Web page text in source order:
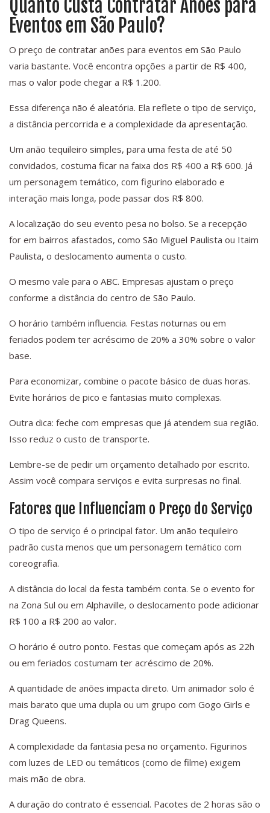
Quanto Custa Contratar Anões para
Eventos em São Paulo?
O preço de contratar anões para eventos em São Paulo
varia bastante. Você encontra opções a partir de R$ 400,
mas o valor pode chegar a R$ 1.200.
Essa diferença não é aleatória. Ela reflete o tipo de serviço,
a distância percorrida e a complexidade da apresentação.
Um anão tequileiro simples, para uma festa de até 50
convidados, costuma ficar na faixa dos R$ 400 a R$ 600. Já
um personagem temático, com figurino elaborado e
interação mais longa, pode passar dos R$ 800.
A localização do seu evento pesa no bolso. Se a recepção
for em bairros afastados, como São Miguel Paulista ou Itaim
Paulista, o deslocamento aumenta o custo.
O mesmo vale para o ABC. Empresas ajustam o preço
conforme a distância do centro de São Paulo.
O horário também influencia. Festas noturnas ou em
feriados podem ter acréscimo de 20% a 30% sobre o valor
base.
Para economizar, combine o pacote básico de duas horas.
Evite horários de pico e fantasias muito complexas.
Outra dica: feche com empresas que já atendem sua região.
Isso reduz o custo de transporte.
Lembre-se de pedir um orçamento detalhado por escrito.
Assim você compara serviços e evita surpresas no final.
Fatores que Influenciam o Preço do Serviço
O tipo de serviço é o principal fator. Um anão tequileiro
padrão custa menos que um personagem temático com
coreografia.
A distância do local da festa também conta. Se o evento for
na Zona Sul ou em Alphaville, o deslocamento pode adicionar
R$ 100 a R$ 200 ao valor.
O horário é outro ponto. Festas que começam após as 22h
ou em feriados costumam ter acréscimo de 20%.
A quantidade de anões impacta direto. Um animador solo é
mais barato que uma dupla ou um grupo com Gogo Girls e
Drag Queens.
A complexidade da fantasia pesa no orçamento. Figurinos
com luzes de LED ou temáticos (como de filme) exigem
mais mão de obra.
A duração do contrato é essencial. Pacotes de 2 horas são o